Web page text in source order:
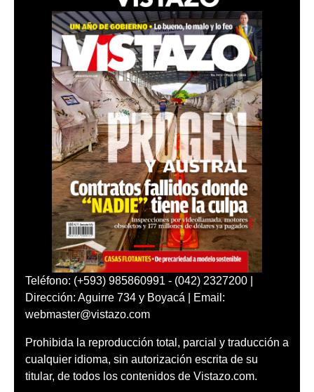
Teléfono: (+593) 985860991 - (042) 2327200 |
Dirección: Aguirre 734 y Boyacá | Email:
webmaster@vistazo.com
Prohibida la reproducción total, parcial y traducción a
cualquier idioma, sin autorización escrita de su
titular, de todos los contenidos de Vistazo.com.